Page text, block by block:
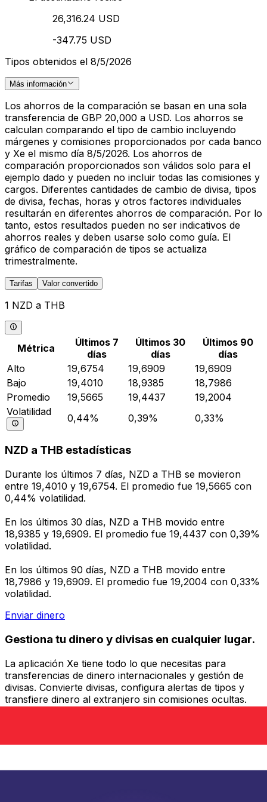
26,316.24 USD
-347.75 USD
Tipos obtenidos el 8/5/2026
Más información
Los ahorros de la comparación se basan en una sola
transferencia de GBP 20,000 a USD. Los ahorros se
calculan comparando el tipo de cambio incluyendo
márgenes y comisiones proporcionados por cada banco
y Xe el mismo día 8/5/2026. Los ahorros de
comparación proporcionados son válidos solo para el
ejemplo dado y pueden no incluir todas las comisiones y
cargos. Diferentes cantidades de cambio de divisa, tipos
de divisa, fechas, horas y otros factores individuales
resultarán en diferentes ahorros de comparación. Por lo
tanto, estos resultados pueden no ser indicativos de
ahorros reales y deben usarse solo como guía. El
gráfico de comparación de tipos se actualiza
trimestralmente.
Tarifas Valor convertido
1 NZD a THB
Métrica
Últimos 7
días
Últimos 30
días
Últimos 90
días
Alto
19,6754 19,6909
19,6909
Bajo
19,4010 18,9385
18,7986
Promedio
19,5665 19,4437
19,2004
Volatilidad
0,44% 0,39% 0,33%
NZD a THB estadísticas
Durante los últimos 7 días, NZD a THB se movieron
entre 19,4010 y 19,6754. El promedio fue 19,5665 con
0,44% volatilidad.
En los últimos 30 días, NZD a THB movido entre
18,9385 y 19,6909. El promedio fue 19,4437 con 0,39%
volatilidad.
En los últimos 90 días, NZD a THB movido entre
18,7986 y 19,6909. El promedio fue 19,2004 con 0,33%
volatilidad.
Enviar dinero
Gestiona tu dinero y divisas en cualquier lugar.
La aplicación Xe tiene todo lo que necesitas para
transferencias de dinero internacionales y gestión de
divisas. Convierte divisas, configura alertas de tipos y
transfiere dinero al extranjero sin comisiones ocultas.